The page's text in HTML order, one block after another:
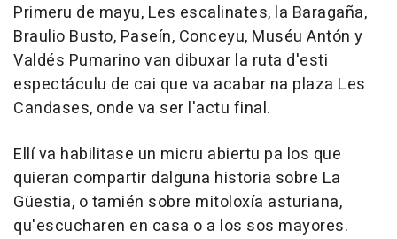
Primeru de mayu, Les escalinates, la Baragaña,
Braulio Busto, Paseín, Conceyu, Muséu Antón y
Valdés Pumarino van dibuxar la ruta d'esti
espectáculu de cai que va acabar na plaza Les
Candases, onde va ser l'actu final.
Ellí va habilitase un micru abiertu pa los que
quieran compartir dalguna historia sobre La
Güestia, o tamién sobre mitoloxía asturiana,
qu'escucharen en casa o a los sos mayores.